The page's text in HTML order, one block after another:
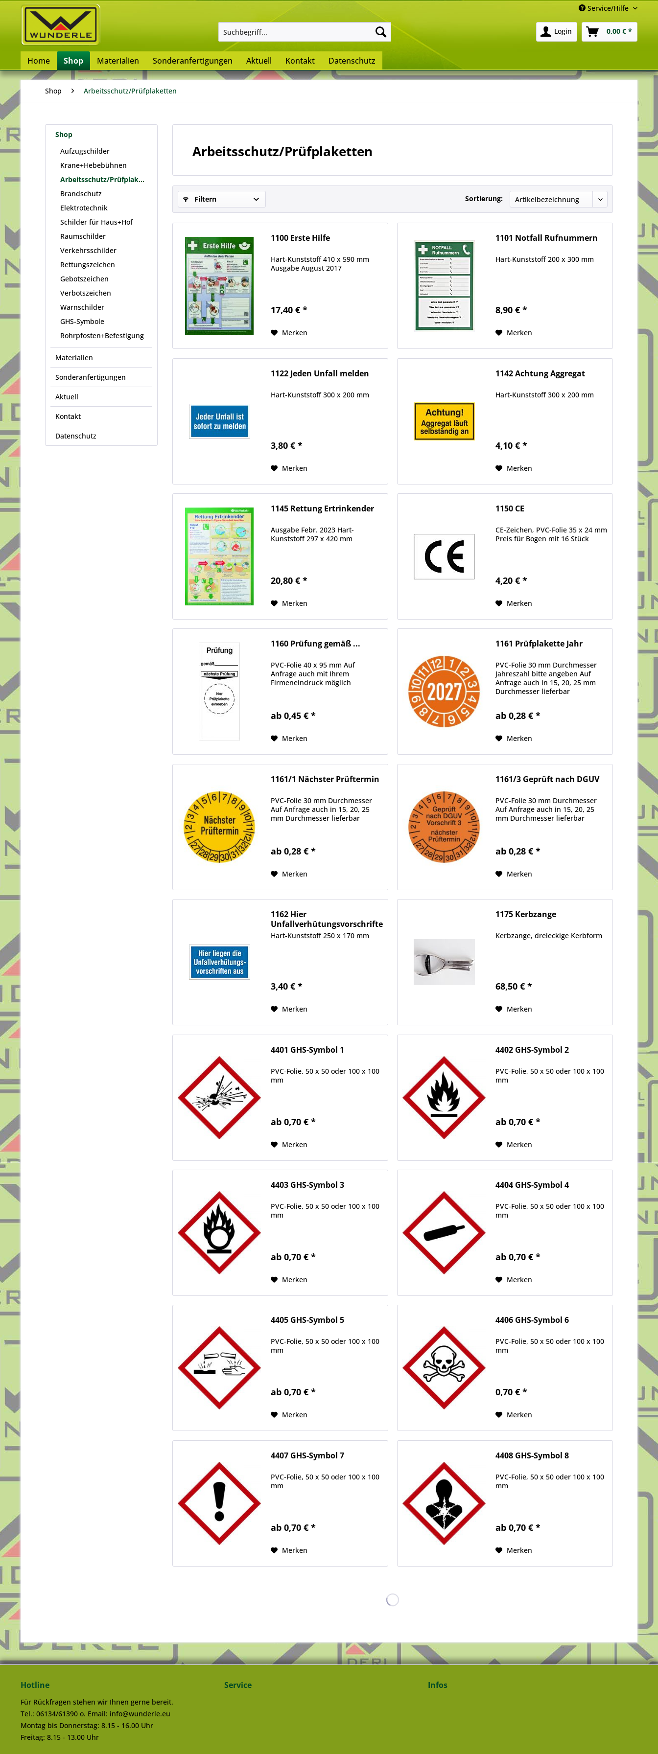
Service/Hilfe
Login 0,00 € *
Home Shop Materialien Sonderanfertigungen Aktuell Kontakt Datenschutz
Shop Arbeitsschutz/Prüfplaketten
Shop
Aufzugschilder
Krane+Hebebühnen
Arbeitsschutz/Prüfplaketten
Brandschutz
Elektrotechnik
Schilder für Haus+Hof
Raumschilder
Verkehrsschilder
Rettungszeichen
Gebotszeichen
Verbotszeichen
Warnschilder
GHS-Symbole
Rohrpfosten+Befestigung
Materialien
Sonderanfertigungen
Aktuell
Kontakt
Datenschutz
Arbeitsschutz/Prüfplaketten
Filtern Sortierung:
1100 Erste Hilfe
Hart-Kunststoff 410 x 590 mm
Ausgabe August 2017
17,40 € *
Merken
1101 Notfall Rufnummern
Hart-Kunststoff 200 x 300 mm
8,90 € *
Merken
1122 Jeden Unfall melden
Hart-Kunststoff 300 x 200 mm
3,80 € *
Merken
1142 Achtung Aggregat
Hart-Kunststoff 300 x 200 mm
4,10 € *
Merken
1145 Rettung Ertrinkender
Ausgabe Febr. 2023 Hart-
Kunststoff 297 x 420 mm
20,80 € *
Merken
1150 CE
CE-Zeichen, PVC-Folie 35 x 24 mm
Preis für Bogen mit 16 Stück
4,20 € *
Merken
1160 Prüfung gemäß ...
PVC-Folie 40 x 95 mm Auf
Anfrage auch mit Ihrem
Firmeneindruck möglich
ab 0,45 € *
Merken
1161 Prüfplakette Jahr
PVC-Folie 30 mm Durchmesser
Jahreszahl bitte angeben Auf
Anfrage auch in 15, 20, 25 mm
Durchmesser lieferbar
ab 0,28 € *
Merken
1161/1 Nächster Prüftermin
PVC-Folie 30 mm Durchmesser
Auf Anfrage auch in 15, 20, 25
mm Durchmesser lieferbar
ab 0,28 € *
Merken
1161/3 Geprüft nach DGUV
PVC-Folie 30 mm Durchmesser
Auf Anfrage auch in 15, 20, 25
mm Durchmesser lieferbar
ab 0,28 € *
Merken
1162 Hier
Unfallverhütungsvorschriften
Hart-Kunststoff 250 x 170 mm
3,40 € *
Merken
1175 Kerbzange
Kerbzange, dreieckige Kerbform
68,50 € *
Merken
4401 GHS-Symbol 1
PVC-Folie, 50 x 50 oder 100 x 100
mm
ab 0,70 € *
Merken
4402 GHS-Symbol 2
PVC-Folie, 50 x 50 oder 100 x 100
mm
ab 0,70 € *
Merken
4403 GHS-Symbol 3
PVC-Folie, 50 x 50 oder 100 x 100
mm
ab 0,70 € *
Merken
4404 GHS-Symbol 4
PVC-Folie, 50 x 50 oder 100 x 100
mm
ab 0,70 € *
Merken
4405 GHS-Symbol 5
PVC-Folie, 50 x 50 oder 100 x 100
mm
ab 0,70 € *
Merken
4406 GHS-Symbol 6
PVC-Folie, 50 x 50 oder 100 x 100
mm
0,70 € *
Merken
4407 GHS-Symbol 7
PVC-Folie, 50 x 50 oder 100 x 100
mm
ab 0,70 € *
Merken
4408 GHS-Symbol 8
PVC-Folie, 50 x 50 oder 100 x 100
mm
ab 0,70 € *
Merken
Hotline
Für Rückfragen stehen wir Ihnen gerne bereit.
Tel.: 06134/61390 o. Email: info@wunderle.eu
Montag bis Donnerstag: 8.15 - 16.00 Uhr
Freitag: 8.15 - 13.00 Uhr
Service Infos